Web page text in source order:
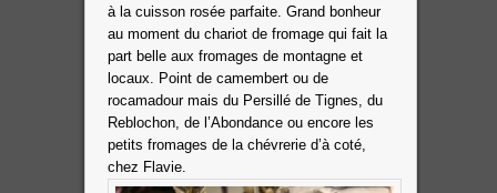
à la cuisson rosée parfaite. Grand bonheur
au moment du chariot de fromage qui fait la
part belle aux fromages de montagne et
locaux. Point de camembert ou de
rocamadour mais du Persillé de Tignes, du
Reblochon, de l’Abondance ou encore les
petits fromages de la chévrerie d’à coté,
chez Flavie.